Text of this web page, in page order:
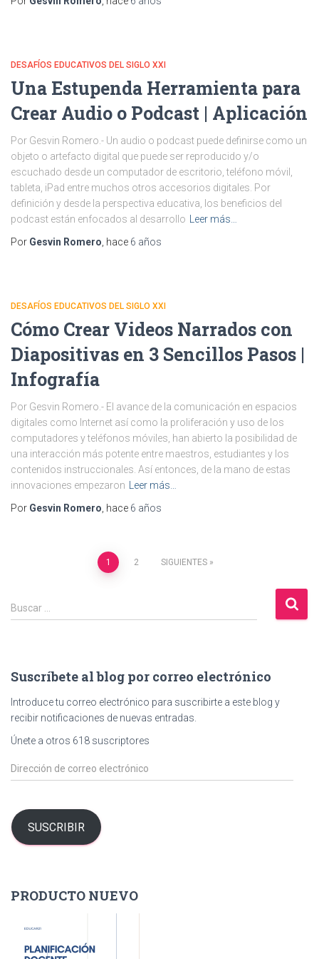
DESAFÍOS EDUCATIVOS DEL SIGLO XXI
Una Estupenda Herramienta para
Crear Audio o Podcast | Aplicación
Por Gesvin Romero.- Un audio o podcast puede definirse como un
objeto o artefacto digital que puede ser reproducido y/o
escuchado desde un computador de escritorio, teléfono móvil,
tableta, iPad entre muchos otros accesorios digitales. Por
definición y desde la perspectiva educativa, los beneficios del
podcast están enfocados al desarrollo
Leer más…
Por Gesvin Romero , hace 6 años
DESAFÍOS EDUCATIVOS DEL SIGLO XXI
Cómo Crear Videos Narrados con
Diapositivas en 3 Sencillos Pasos |
Infografía
Por Gesvin Romero.- El avance de la comunicación en espacios
digitales como Internet así como la proliferación y uso de los
computadores y teléfonos móviles, han abierto la posibilidad de
una interacción más potente entre maestros, estudiantes y los
contenidos instruccionales. Así entonces, de la mano de estas
innovaciones empezaron
Leer más…
Por Gesvin Romero , hace 6 años
Paginación
de
1 2 SIGUIENTES
B
u
r
:
Buscar …
Suscríbete al blog por correo electrónico
Introduce tu correo electrónico para suscribirte a este blog y
recibir notificaciones de nuevas entradas.
Únete a otros 618 suscriptores
D
i
c
c
d
SUSCRIBIR
PRODUCTO NUEVO